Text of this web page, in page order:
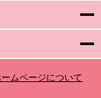
ムページについて